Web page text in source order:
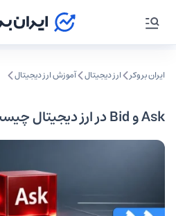
ایران بروکر ارز دیجیتال آموزش ارز دیجیتال
Ask و Bid در ارز دیجیتال چیست؟